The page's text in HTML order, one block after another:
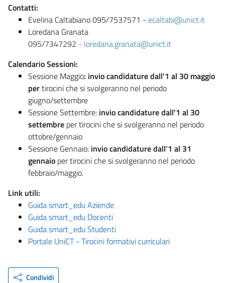
Contatti:
Evelina Caltabiano 095/7537571 - ecaltabi@unict.it
Loredana Granata
095/7347292 - loredana.granata@unict.it
Calendario Sessioni:
Sessione Maggio: invio candidature dall'1 al 30 maggio
pertirocini che si svolgeranno nel periodo
giugno/settembre
Sessione Settembre: invio candidature dall'1 al 30
settembre per tirocini che si svolgeranno nel periodo
ottobre/gennaio
Sessione Gennaio: invio candidature dall'1 al 31
gennaio per tirocini che si svolgeranno nel periodo
febbraio/maggio.
Link utili:
Guida smart_edu Aziende
Guida smart_edu Docenti
Guida smart_edu Studenti
Portale UniCT - Tirocini formativi curriculari
Condividi